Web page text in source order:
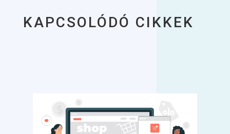
KAPCSOLÓDÓ CIKKEK